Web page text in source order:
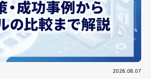
2026.08.07